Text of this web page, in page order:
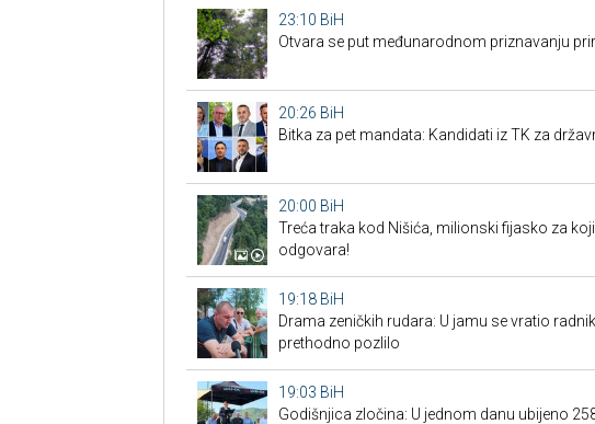
23:10 BiH
Otvara se put međunarodnom priznavanju
20:26 BiH
Bitka za pet mandata: Kandidati iz TK za
20:00 BiH
Treća traka kod Nišića, milionski fijasko za
odgovara!
19:18 BiH
Drama zeničkih rudara: U jamu se vratio
prethodno pozlilo
19:03 BiH
Godišnjica zločina: U jednom danu ubijeno